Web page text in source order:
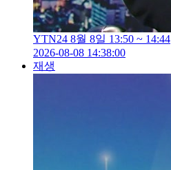
YTN24 8월 8일 13:50 ~ 14:44
2026-08-08 14:38:00
재생